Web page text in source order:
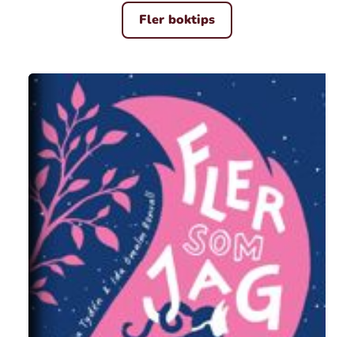
Fler boktips